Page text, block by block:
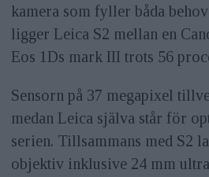
kamera som fyller båda
ligger Leica S2 mellan en
Eos 1Ds mark III trots 56
Sensorn på 37 megapixel
medan Leica själva står för
serien. Tillsammans med S2
objektiv inklusive 24 mm